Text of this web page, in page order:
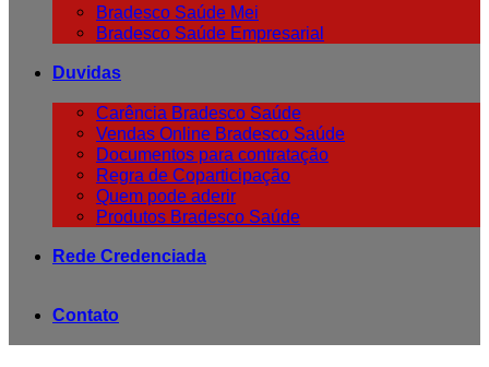
Bradesco Saúde Mei
Bradesco Saúde Empresarial
Duvidas
Carência Bradesco Saúde
Vendas Online Bradesco Saúde
Documentos para contratação
Regra de Coparticipação
Quem pode aderir
Produtos Bradesco Saúde
Rede Credenciada
Contato